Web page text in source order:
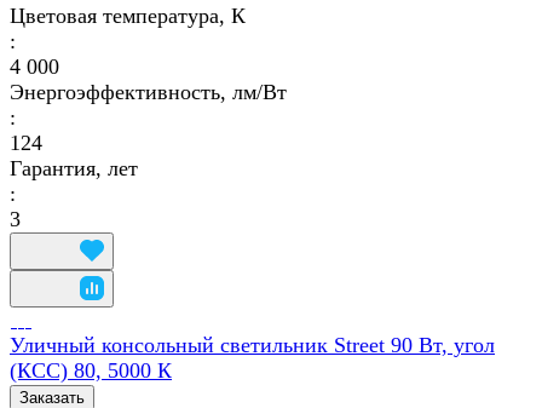
Цветовая температура, К
:
4 000
Энергоэффективность, лм/Вт
:
124
Гарантия, лет
:
3
Уличный консольный светильник Street 90 Вт, угол
(КСС) 80, 5000 К
Заказать